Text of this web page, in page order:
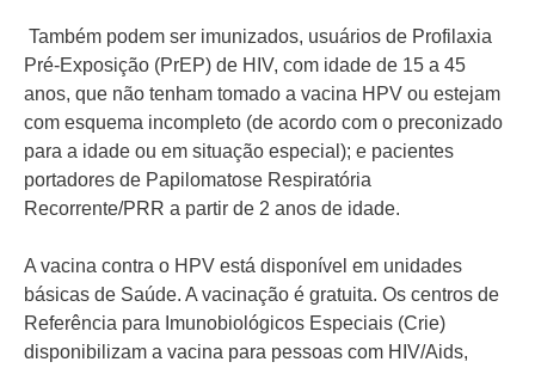
Também podem ser imunizados, usuários de Profilaxia
Pré-Exposição (PrEP) de HIV, com idade de 15 a 45
anos, que não tenham tomado a vacina HPV ou estejam
com esquema incompleto (de acordo com o preconizado
para a idade ou em situação especial); e pacientes
portadores de Papilomatose Respiratória
Recorrente/PRR a partir de 2 anos de idade.
A vacina contra o HPV está disponível em unidades
básicas de Saúde. A vacinação é gratuita. Os centros de
Referência para Imunobiológicos Especiais (Crie)
disponibilizam a vacina para pessoas com HIV/Aids,